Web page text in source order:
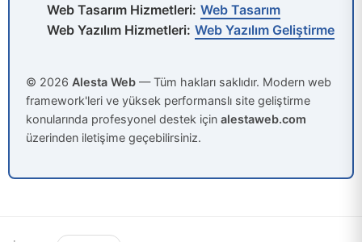
Web Tasarım Hizmetleri: Web Tasarım
Web Yazılım Hizmetleri: Web Yazılım Geliştirme
© 2026 Alesta Web — Tüm hakları saklıdır. Modern web
framework'leri ve yüksek performanslı site geliştirme
konularında profesyonel destek için alestaweb.com
üzerinden iletişime geçebilirsiniz.